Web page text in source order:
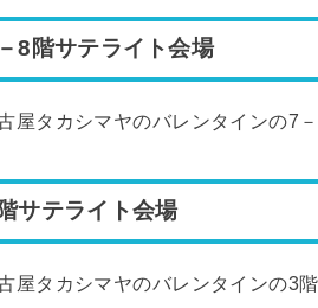
8階サテライト会場
屋タカシマヤのバレンタインの7
サテライト会場
屋タカシマヤのバレンタインの3